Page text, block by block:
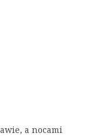
a nocami